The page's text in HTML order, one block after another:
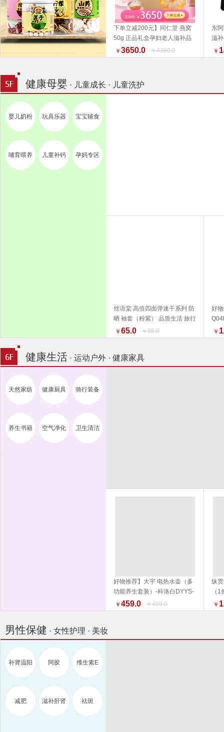
下单立减200元】同仁堂 燕窝
50g 正品礼盒孕妇老人滋补品
好物推荐 端午礼盒推荐
￥ 3650.0 ￥4380.0
东
滋补
￥
健康母婴 · 儿童成长 · 儿童洗护
婴儿奶粉 玩具乐器 宝宝辅食
哺育喂养 儿童补钙 孕妈专区
丝语棠 高倍四面弹速干系列 防
晒 袖套（粉紫） 品质生活 旅行
户外
￥ 65.0 ￥88.0
好
活
￥
健康生活 · 运动户外 · 健康家具
天然家纺 健康厨具 骑行装备
养生书籍 空气净化 卫生清洁
好物推荐】大宇 电热水壶（多
功能养生套装）-科洛白DYYS-
12Y18 水壶 电热水壶 品质生活
厨具 换新季 健康生活家居
￥ 459.0 ￥459.0
纵
（
外
￥
男性保健 · 女性护理 · 美妆
补肾温阳 阿胶 维生素E
减肥 滋补肝肾 祛斑